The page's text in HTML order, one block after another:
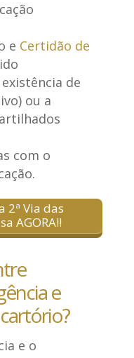
e Certidão de
de
ou a
com o
2ª Via das
AGORA!!
e
e o